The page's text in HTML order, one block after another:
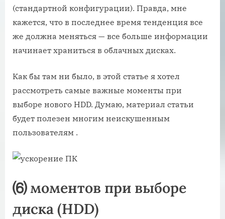
(стандартной конфигурации). Правда, мне
кажется, что в последнее время тенденция все
же должна меняться — все больше информации
начинает храниться в облачных дисках.
Как бы там ни было, в этой статье я хотел
рассмотреть самые важные моменты при
выборе нового HDD. Думаю, материал статьи
будет полезен многим неискушенным
пользователям .
⑹ моментов при выборе
диска (HDD)